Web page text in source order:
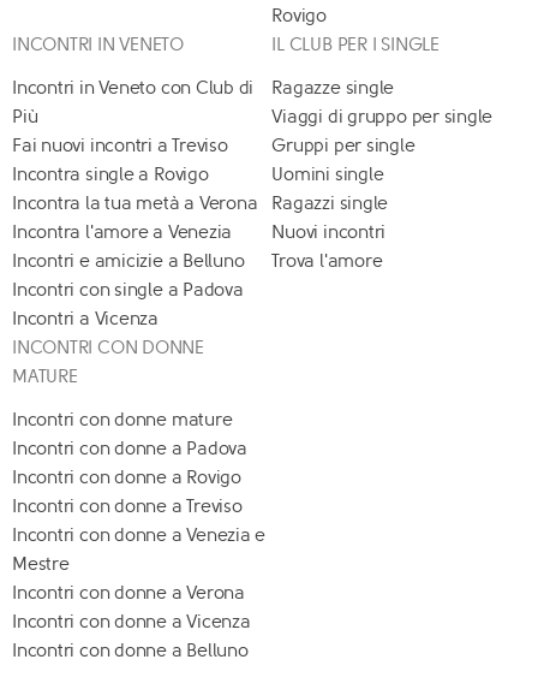
Rovigo
INCONTRI IN VENETO
Incontri in Veneto con Club di
Più
Fai nuovi incontri a Treviso
Incontra single a Rovigo
Incontra la tua metà a Verona
Incontra l'amore a Venezia
Incontri e amicizie a Belluno
Incontri con single a Padova
Incontri a Vicenza
IL CLUB PER I SINGLE
Ragazze single
Viaggi di gruppo per single
Gruppi per single
Uomini single
Ragazzi single
Nuovi incontri
Trova l'amore
INCONTRI CON DONNE
MATURE
Incontri con donne mature
Incontri con donne a Padova
Incontri con donne a Rovigo
Incontri con donne a Treviso
Incontri con donne a Venezia e
Mestre
Incontri con donne a Verona
Incontri con donne a Vicenza
Incontri con donne a Belluno